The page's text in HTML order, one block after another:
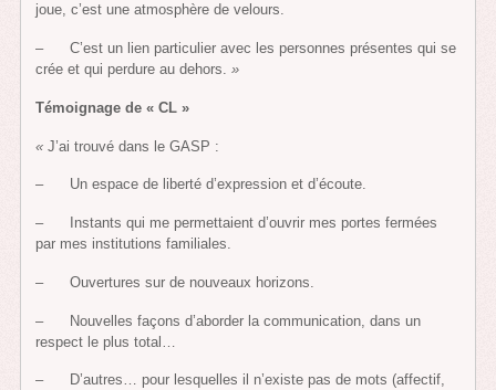
joue, c’est une atmosphère de velours.
– C’est un lien particulier avec les personnes présentes qui se
crée et qui perdure au dehors.»
Témoignage de « CL »
«J’ai trouvé dans le GASP :
– Un espace de liberté d’expression et d’écoute.
– Instants qui me permettaient d’ouvrir mes portes fermées
par mes institutions familiales.
– Ouvertures sur de nouveaux horizons.
– Nouvelles façons d’aborder la communication, dans un
respect le plus total…
– D’autres… pour lesquelles il n’existe pas de mots (affectif,